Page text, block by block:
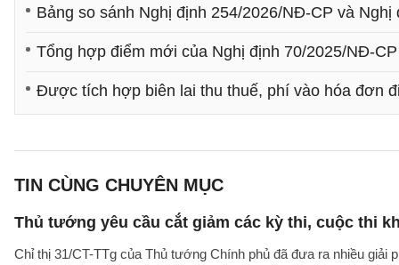
Bảng so sánh Nghị định 254/2026/NĐ-CP và
Tổng hợp điểm mới của Nghị định 70/2025/NĐ-
Được tích hợp biên lai thu thuế, phí vào hóa đơn
TIN CÙNG CHUYÊN MỤC
Thủ tướng yêu cầu cắt giảm các kỳ thi, cuộc thi
Chỉ thị 31/CT-TTg của Thủ tướng Chính phủ đã đưa ra nhiều giải